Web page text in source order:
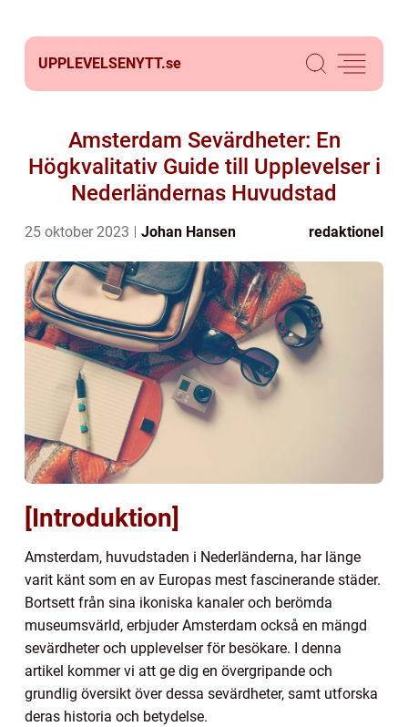
UPPLEVELSENYTT.se
Amsterdam Sevärdheter: En
Högkvalitativ Guide till Upplevelser i
Nederländernas Huvudstad
25 oktober 2023 Johan Hansen redaktionel
[Introduktion]
Amsterdam, huvudstaden i Nederländerna, har länge
varit känt som en av Europas mest fascinerande städer.
Bortsett från sina ikoniska kanaler och berömda
museumsvärld, erbjuder Amsterdam också en mängd
sevärdheter och upplevelser för besökare. I denna
artikel kommer vi att ge dig en övergripande och
grundlig översikt över dessa sevärdheter, samt utforska
deras historia och betydelse.